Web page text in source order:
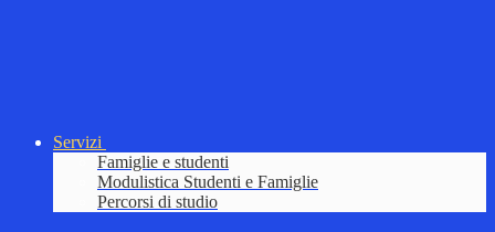
Servizi
Famiglie e studenti
Modulistica Studenti e Famiglie
Percorsi di studio